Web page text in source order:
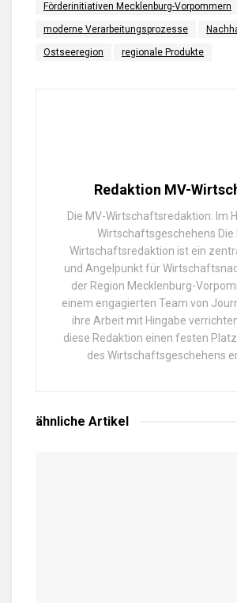
Förderinitiativen Mecklenburg-Vorpommern
moderne Verarbeitungsprozesse
Ostseeregion regionale Produkte
Redaktion MV-
Die MV-Wirtschaftsredaktion: Im
Wirtschaftsgeschehens Die
Wirtschaftsredaktion ist ein
und Angelpunkt für
der Region Mecklenburg-
einem engagierten Team von
ihre Arbeit mit Hingabe
diese Redaktion einen festen
des Wirtschaftsgeschehens
ähnliche Artikel